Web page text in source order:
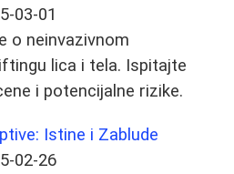
03-01
o neinvazivnom
lica i tela. Ispitajte
i potencijalne rizike.
Istine i Zablude
02-26